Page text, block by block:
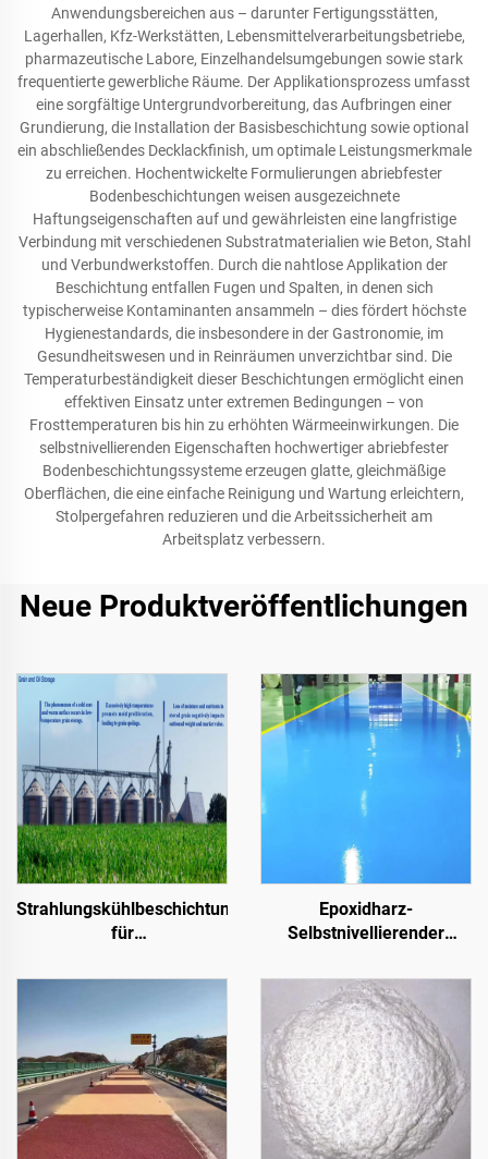
Anwendungsbereichen aus – darunter Fertigungsstätten,
Lagerhallen, Kfz-Werkstätten, Lebensmittelverarbeitungsbetriebe,
pharmazeutische Labore, Einzelhandelsumgebungen sowie stark
frequentierte gewerbliche Räume. Der Applikationsprozess umfasst
eine sorgfältige Untergrundvorbereitung, das Aufbringen einer
Grundierung, die Installation der Basisbeschichtung sowie optional
ein abschließendes Decklackfinish, um optimale Leistungsmerkmale
zu erreichen. Hochentwickelte Formulierungen abriebfester
Bodenbeschichtungen weisen ausgezeichnete
Haftungseigenschaften auf und gewährleisten eine langfristige
Verbindung mit verschiedenen Substratmaterialien wie Beton, Stahl
und Verbundwerkstoffen. Durch die nahtlose Applikation der
Beschichtung entfallen Fugen und Spalten, in denen sich
typischerweise Kontaminanten ansammeln – dies fördert höchste
Hygienestandards, die insbesondere in der Gastronomie, im
Gesundheitswesen und in Reinräumen unverzichtbar sind. Die
Temperaturbeständigkeit dieser Beschichtungen ermöglicht einen
effektiven Einsatz unter extremen Bedingungen – von
Frosttemperaturen bis hin zu erhöhten Wärmeeinwirkungen. Die
selbstnivellierenden Eigenschaften hochwertiger abriebfester
Bodenbeschichtungssysteme erzeugen glatte, gleichmäßige
Oberflächen, die eine einfache Reinigung und Wartung erleichtern,
Stolpergefahren reduzieren und die Arbeitssicherheit am
Arbeitsplatz verbessern.
Neue Produktveröffentlichungen
Strahlungskühlbeschichtungen
für
Farbstahl-
Getreidespeicherbehälter,
Öltanks
Epoxidharz-
Selbstnivellierender
gewerbliche, industrielle
und hochwertige
Wohnprojekte